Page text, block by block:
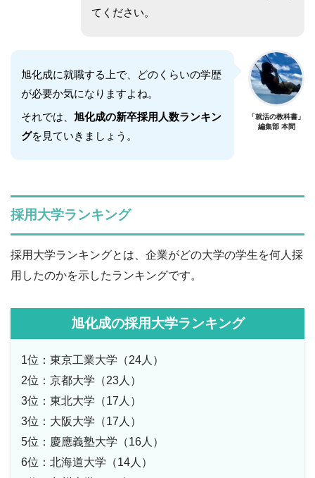
てください。
旭化成に就職する上で、どのくらいの学歴
が必要か気になりますよね。
それでは、 旭化成の新卒採用人数ランキン
グを見ていきましょう。
「就活の教科書」
編集部 本間
採用大学ランキング
採用大学ランキングとは、企業がどの大学の学生を何人採
用したのかを示したランキングです。
旭化成の採用大学ランキング
1位：東京工業大学（24人）
2位：京都大学（23人）
3位：東北大学（17人）
3位：大阪大学（17人）
5位：慶應義塾大学（16人）
6位：北海道大学（14人）